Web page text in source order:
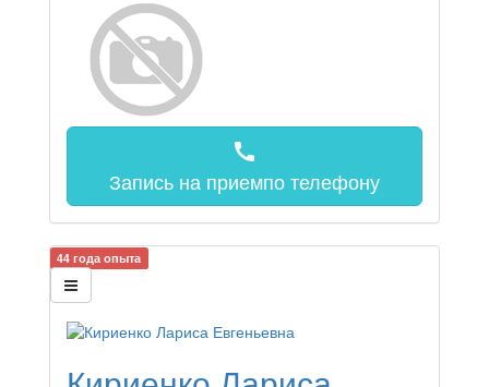
call
Запись на приемпо телефону
44 года опыта